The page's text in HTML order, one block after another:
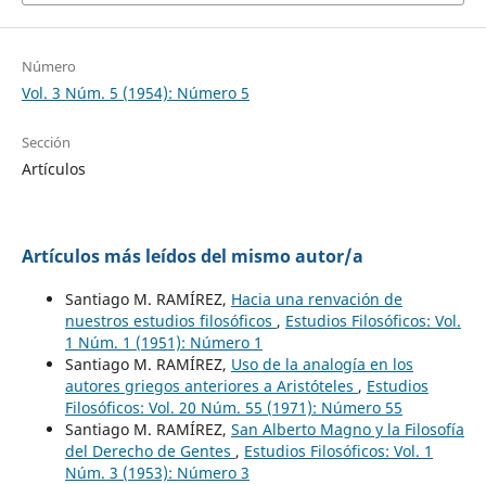
Número
Vol. 3 Núm. 5 (1954): Número 5
Sección
Artículos
Artículos más leídos del mismo autor/a
Santiago M. RAMÍREZ, Hacia una renvación de
nuestros estudios filosóficos , Estudios Filosóficos: Vol.
1 Núm. 1 (1951): Número 1
Santiago M. RAMÍREZ, Uso de la analogía en los
autores griegos anteriores a Aristóteles , Estudios
Filosóficos: Vol. 20 Núm. 55 (1971): Número 55
Santiago M. RAMÍREZ, San Alberto Magno y la Filosofía
del Derecho de Gentes , Estudios Filosóficos: Vol. 1
Núm. 3 (1953): Número 3